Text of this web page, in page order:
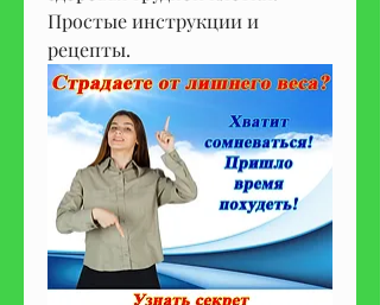
Простые инструкции и
рецепты.